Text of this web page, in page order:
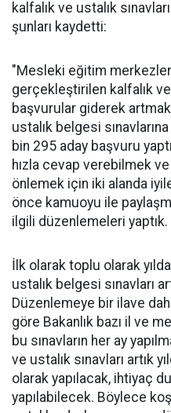
kalfalık ve ustalık
şunları kaydetti:
"Mesleki eğitim
gerçekleştirilen kalfalık ve
başvurular giderek
ustalık belgesi
bin 295 aday başvuru
hızla cevap verebilmek
önlemek için iki alanda
önce kamuoyu ile
ilgili düzenlemeleri yaptık.
İlk olarak toplu olarak
ustalık belgesi sınavları
Düzenlemeye bir ilave
göre Bakanlık bazı il ve
bu sınavların her ay
ve ustalık sınavları artık
olarak yapılacak, ihtiyaç
yapılabilecek. Böylece